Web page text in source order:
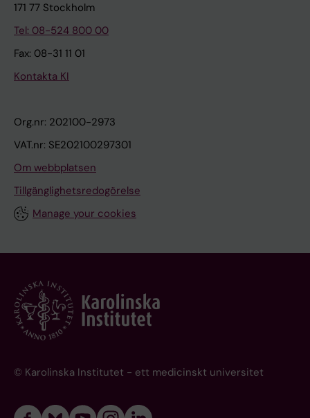
171 77 Stockholm
Tel: 08-524 800 00
Fax: 08-31 11 01
Kontakta KI
Org.nr: 202100-2973
VAT.nr: SE202100297301
Om webbplatsen
Tillgänglighetsredogörelse
Manage your cookies
© Karolinska Institutet - ett medicinskt universitet